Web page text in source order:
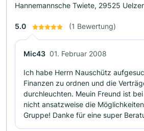
Hannemannsche Twiete, 29525
5.0 (1 Bewertung)
Mic43 01. Februar 2008
Ich habe Herrn Nauschütz
Finanzen zu ordnen und die
durchleuchten. Meuin Freund ist
nicht ansatzweise die
Gruppe! Danke für eine super